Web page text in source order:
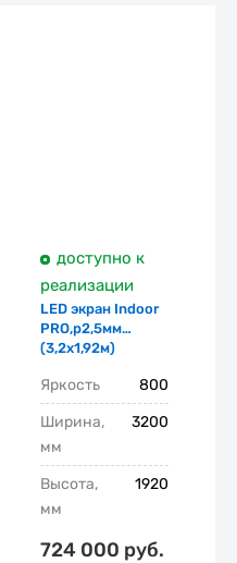
доступно к
реализации
LED экран Indoor
PRO,p2,5мм
(3,2х1,92м)
Яркость
800
Ширина,
мм
3200
Высота,
мм
1920
724 000 руб.